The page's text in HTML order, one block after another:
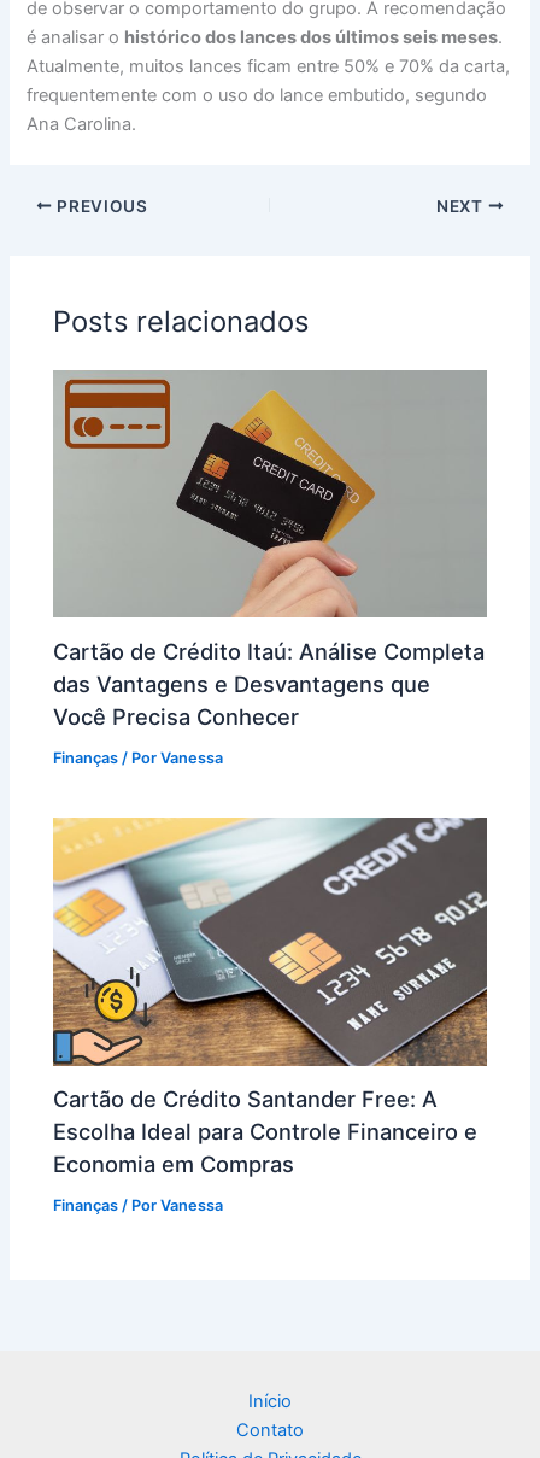
de observar o comportamento do grupo. A recomendação
é analisar o histórico dos lances dos últimos seis meses.
Atualmente, muitos lances ficam entre 50% e 70% da carta,
frequentemente com o uso do lance embutido, segundo
Ana Carolina.
PREVIOUS NEXT
Posts relacionados
Cartão de Crédito Itaú: Análise Completa
das Vantagens e Desvantagens que
Você Precisa Conhecer
Finanças / PorVanessa
Cartão de Crédito Santander Free: A
Escolha Ideal para Controle Financeiro e
Economia em Compras
Finanças / PorVanessa
Início
Contato